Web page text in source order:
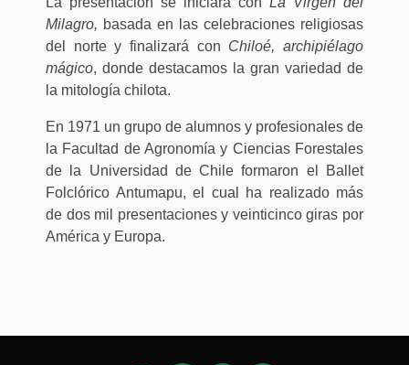
Milagro, basada en las celebraciones religiosas
del norte y finalizará con Chiloé, archipiélago
mágico, donde destacamos la gran variedad de
la mitología chilota.
En 1971 un grupo de alumnos y profesionales de
la Facultad de Agronomía y Ciencias Forestales
de la Universidad de Chile formaron el Ballet
Folclórico Antumapu, el cual ha realizado más
de dos mil presentaciones y veinticinco giras por
América y Europa.